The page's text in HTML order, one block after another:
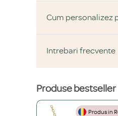
Cum personalizez
Pasul 1:Alege forma și
Pasul 2:Alege ce vrei
Pasul 3:Alege
Pasul 4:Alege cutiuța
Intrebari frecvente
DESPRE PRODUS ȘI MATERIALE
Produse bestseller
Produs in